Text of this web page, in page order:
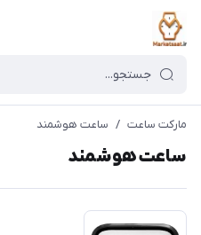
مارکت ساعت / ساعت هوشمند
ساعت هوشمند